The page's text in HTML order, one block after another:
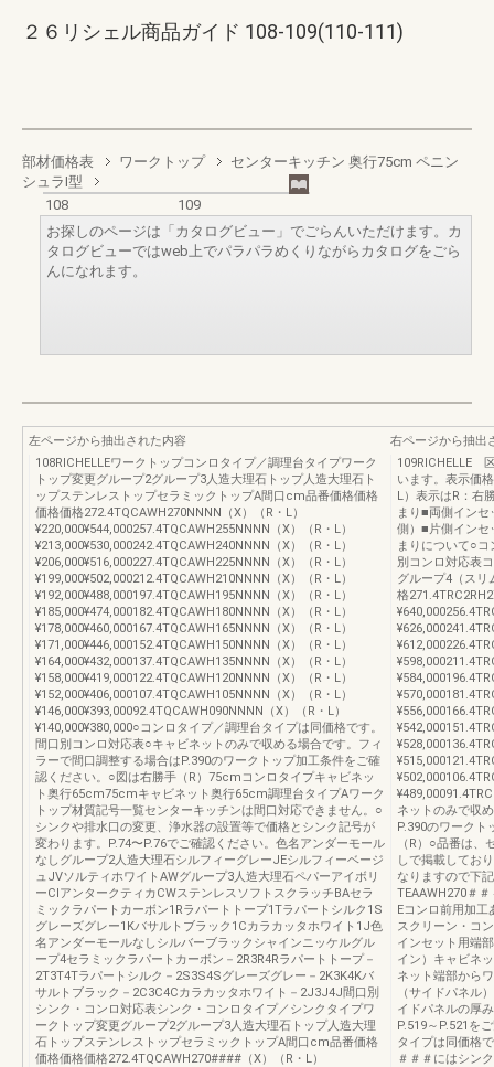
２６リシェル商品ガイド 108-109(110-111)
部材価格表 ワークトップ
センターキッチン 奥行75cm ペニン
シュラI型
108
109
お探しのページは「カタログビュー」でごらんいただけます。カ
タログビューではweb上でパラパラめくりながらカタログをごら
んになれます。
左ページから抽出された内容
108RICHELLEワークトップコンロタイプ／調理台タイプワーク
トップ変更グループ2グループ3人造大理石トップ人造大理石ト
ップステンレストップセラミックトップA間口cm品番価格価格
価格価格272.4TQCAWH270NNNN（X）（R・L）
¥220,000¥544,000257.4TQCAWH255NNNN（X）（R・L）
¥213,000¥530,000242.4TQCAWH240NNNN（X）（R・L）
¥206,000¥516,000227.4TQCAWH225NNNN（X）（R・L）
¥199,000¥502,000212.4TQCAWH210NNNN（X）（R・L）
¥192,000¥488,000197.4TQCAWH195NNNN（X）（R・L）
¥185,000¥474,000182.4TQCAWH180NNNN（X）（R・L）
¥178,000¥460,000167.4TQCAWH165NNNN（X）（R・L）
¥171,000¥446,000152.4TQCAWH150NNNN（X）（R・L）
¥164,000¥432,000137.4TQCAWH135NNNN（X）（R・L）
¥158,000¥419,000122.4TQCAWH120NNNN（X）（R・L）
¥152,000¥406,000107.4TQCAWH105NNNN（X）（R・L）
¥146,000¥393,00092.4TQCAWH090NNNN（X）（R・L）
¥140,000¥380,000○コンロタイプ／調理台タイプは同価格です。
間口別コンロ対応表○キャビネットのみで収める場合です。フィ
ラーで間口調整する場合はP.390のワークトップ加工条件をご確
認ください。○図は右勝手（R）75cmコンロタイプキャビネッ
ト奥行65cm75cmキャビネット奥行65cm調理台タイプAワーク
トップ材質記号一覧センターキッチンは間口対応できません。○
シンクや排水口の変更、浄水器の設置等で価格とシンク記号が
変わります。P.74〜P.76でご確認ください。色名アンダーモール
なしグループ2人造大理石シルフィーグレーJEシルフィーベージ
ュJVソルティホワイトAWグループ3人造大理石ペパーアイボリ
ーCⅠアンタークティカCWステンレスソフトスクラッチBAセラ
ミックラパートカーボン1Rラパートトープ1Tラパートシルク1S
グレーズグレー1Kバサルトブラック1Cカラカッタホワイト1J色
名アンダーモールなしシルバーブラックシャインニッケルグル
ープ4セラミックラパートカーボン－2R3R4Rラパートトープ－
2T3T4Tラパートシルク－2S3S4Sグレーズグレー－2K3K4Kバ
サルトブラック－2C3C4Cカラカッタホワイト－2J3J4J間口別
シンク・コンロ対応表シンク・コンロタイプ／シンクタイプワ
ークトップ変更グループ2グループ3人造大理石トップ人造大理
石トップステンレストップセラミックトップA間口cm品番価格
価格価格価格272.4TQCAWH270####（X）（R・L）
右ページから抽出
109RICHELLE
います。表示価
L）表示はR：右
まり■両側イン
側）■片側イン
まりについて○
別コンロ対応表
グループ4（ス
格
ネットのみで収
P.390のワークト
（R）○品番は
しで掲載してお
なりますので下
TEAAWH270＃
Eコンロ前用加
スクリーン・コ
インセット用端
イン）キャビネ
ネット端部から
（サイドパネル
イドパネルの厚
P.519～P.521を
タイプは同価格
＃＃＃にはシン